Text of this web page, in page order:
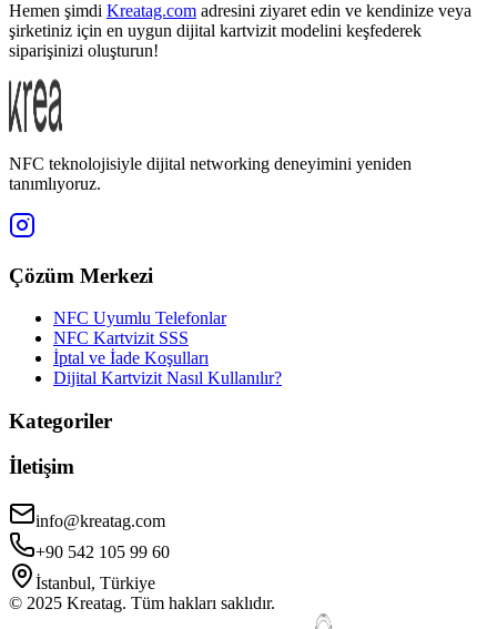
Hemen şimdi Kreatag.com adresini ziyaret edin ve kendinize veya
şirketiniz için en uygun dijital kartvizit modelini keşfederek
siparişinizi oluşturun!
NFC teknolojisiyle dijital networking deneyimini yeniden
tanımlıyoruz.
Çözüm Merkezi
NFC Uyumlu Telefonlar
NFC Kartvizit SSS
İptal ve İade Koşulları
Dijital Kartvizit Nasıl Kullanılır?
Kategoriler
İletişim
info@kreatag.com
+90 542 105 99 60
İstanbul, Türkiye
© 2025 Kreatag. Tüm hakları saklıdır.